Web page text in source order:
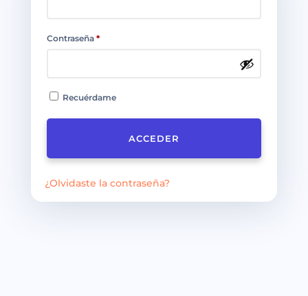
Contraseña *
Recuérdame
ACCEDER
¿Olvidaste la contraseña?